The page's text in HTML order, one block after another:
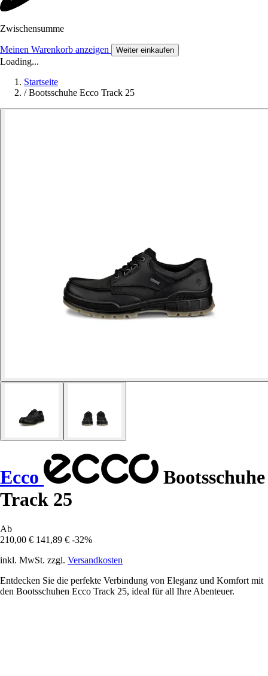
Zwischensumme
Meinen Warenkorb anzeigen Weiter einkaufen
Loading...
Startseite
/ Bootsschuhe Ecco Track 25
Ecco
Bootsschuhe
Track 25
Ab
210,00 € 141,89 € -32%
inkl. MwSt. zzgl. Versandkosten
Entdecken Sie die perfekte Verbindung von Eleganz und Komfort mit
den Bootsschuhen Ecco Track 25, ideal für all Ihre Abenteuer.